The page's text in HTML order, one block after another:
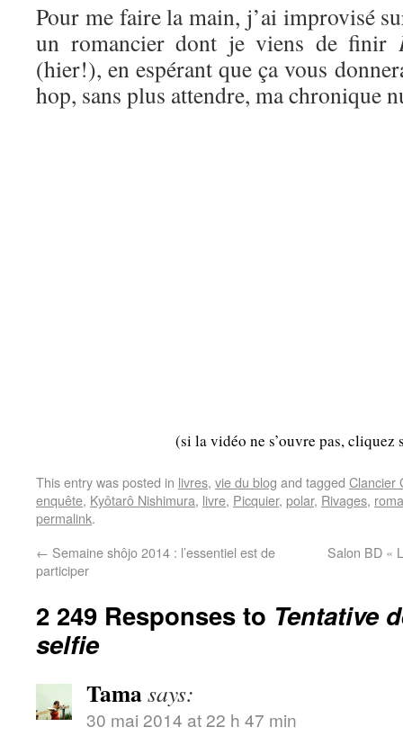
Pour me faire la main, j’ai improvisé
un romancier dont je viens de finir
(hier!), en espérant que ça vous
hop, sans plus attendre, ma chronique
(si la vidéo ne s’ouvre pas, cliquez
This entry was posted in livres, vie du blog and tagged Clancier
enquête, Kyôtarô Nishimura, livre, Picquier, polar, Rivages,
permalink.
← Semaine shôjo 2014 : l’essentiel est de
participer
Salon BD «
2 249 Responses to Tentative
selfie
Tamasays:
30 mai 2014 at 22 h 47 min